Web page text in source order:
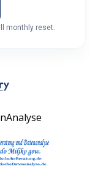
monthly reset.